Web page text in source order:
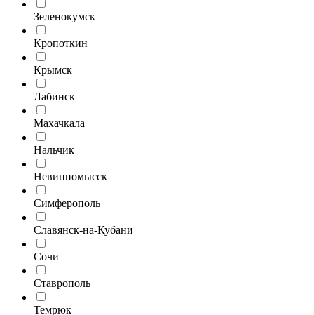
Зеленокумск
Кропоткин
Крымск
Лабинск
Махачкала
Нальчик
Невинномысск
Симферополь
Славянск-на-Кубани
Сочи
Ставрополь
Темрюк